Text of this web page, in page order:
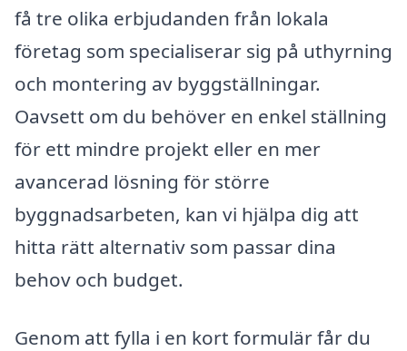
få tre olika erbjudanden från lokala
företag som specialiserar sig på uthyrning
och montering av byggställningar.
Oavsett om du behöver en enkel ställning
för ett mindre projekt eller en mer
avancerad lösning för större
byggnadsarbeten, kan vi hjälpa dig att
hitta rätt alternativ som passar dina
behov och budget.
Genom att fylla i en kort formulär får du